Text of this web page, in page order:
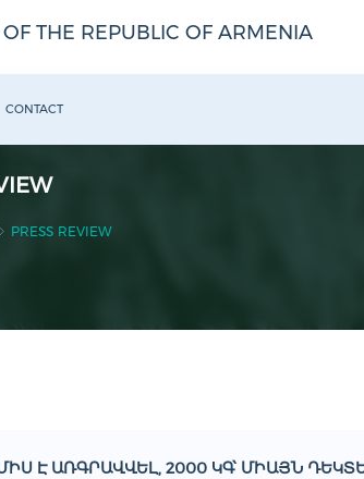
THE REPUBLIC OF ARMENIA
CONTACT
PRESS REVIEW
Է ԱՌԳՐԱՎՎԵԼ, 2000 ԿԳ՝ ՄԻԱՅՆ